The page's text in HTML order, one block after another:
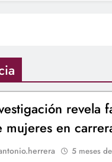
revela
mujeres en
5 meses